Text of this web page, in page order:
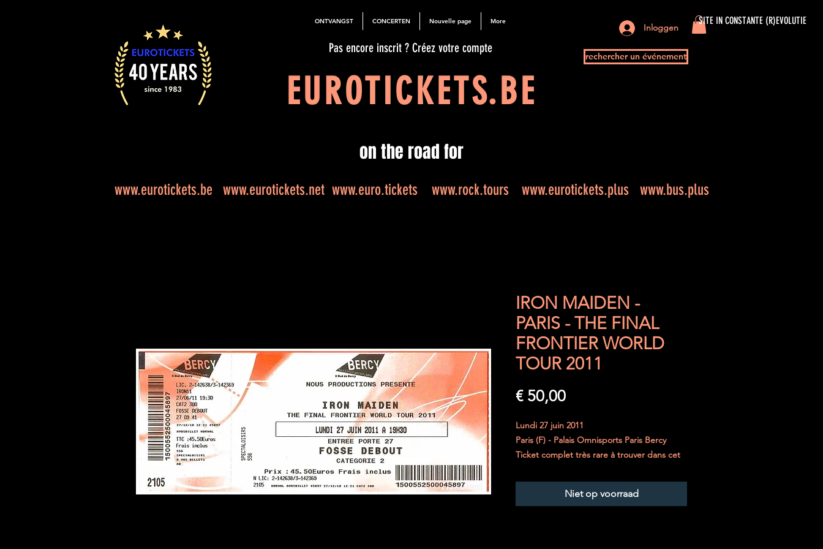
ONTVANGST CONCERTEN Nouvelle page More SITE IN CONSTANTE (R)EVOLUTIE
Pas encore inscrit ? Créez votre compte
EUROTICKETS.BE
Inloggen
rechercher un événement
on the road for
www.eurotickets.be www.eurotickets.net www.euro.tickets www.rock.tours www.eurotickets.plus www.bus.plus
IRON MAIDEN -
PARIS - THE FINAL
FRONTIER WORLD
TOUR 2011
€ 50,00Prijs
Lundi 27 juin 2011
Paris (F) - Palais Omnisports Paris Bercy
Ticket complet très rare à trouver dans cet
Il a toujours été parfaitement protégé.
Envoi sécurisé dans une enveloppe
Niet op voorraad